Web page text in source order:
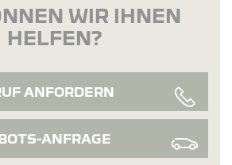
WIR IHNEN
HELFEN?
ANFORDERN
ANFRAGE